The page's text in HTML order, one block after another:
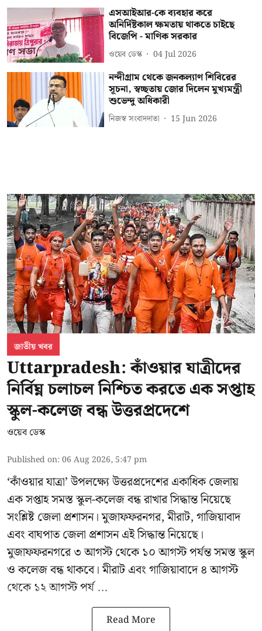
এসআইআর-কে ব্যবহার করে
অনির্দিষ্টকাল ক্ষমতায় থাকতে চাইছে
বিজেপি - মাণিক সরকার
ওয়েব ডেস্ক 04 Jul 2026
নন্দীগ্রাম থেকে জনকল্যাণ শিবিরের
সূচনা, স্বচ্ছতায় জোর দিলেন মুখ্যমন্ত্রী
শুভেন্দু অধিকারী
নিজস্ব সংবাদদাতা 15 Jun 2026
জাতীয় খবর
Uttarpradesh: কাঁওয়ার যাত্রীদের
নির্বিঘ্ন চলাচল নিশ্চিত করতে এক সপ্তাহ
স্কুল-কলেজ বন্ধ উত্তরপ্রদেশে
ওয়েব ডেস্ক
Published on:06 Aug 2026, 5:47 pm
‘কাঁওয়ার যাত্রা’উপলক্ষ্যে উত্তরপ্রদেশের একাধিক জেলায়
এক সপ্তাহ সমস্ত স্কুল-কলেজ বন্ধ রাখার সিদ্ধান্ত নিয়েছে
সংশ্লিষ্ট জেলা প্রশাসন। মুজাফফরনগর, মীরাট, গাজিয়াবাদ
এবং বাঘপাত জেলা প্রশাসন এই সিদ্ধান্ত নিয়েছে।
মুজাফফরনগরে ৩ আগস্ট থেকে ১০ আগস্ট পর্যন্ত সমস্ত স্কুল
ও কলেজ বন্ধ থাকবে। মীরাট এবং গাজিয়াবাদে ৪ আগস্ট
থেকে ১২ আগস্ট পর্য ...
Read More